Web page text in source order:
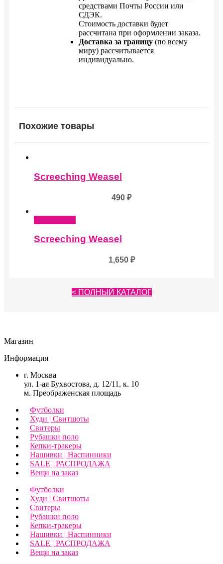
средствами Почты России или
СДЭК.
Стоимость доставки будет
рассчитана при оформлении заказа.
Доставка за границу (по всему
миру) рассчитывается
индивидуально.
Похожие товары
Screeching Weasel
490 ₽
Screeching Weasel
1,650 ₽
< ПОЛНЫЙ КАТАЛОГ
Магазин
Информация
г. Москва
ул. 1-ая Бухвостова, д. 12/11, к. 10
м. Преображенская площадь
Футболки
Худи | Свитшоты
Свитеры
Рубашки поло
Кепки-тракеры
Нашивки | Наспинники
SALE | РАСПРОДАЖА
Вещи на заказ
Футболки
Худи | Свитшоты
Свитеры
Рубашки поло
Кепки-тракеры
Нашивки | Наспинники
SALE | РАСПРОДАЖА
Вещи на заказ